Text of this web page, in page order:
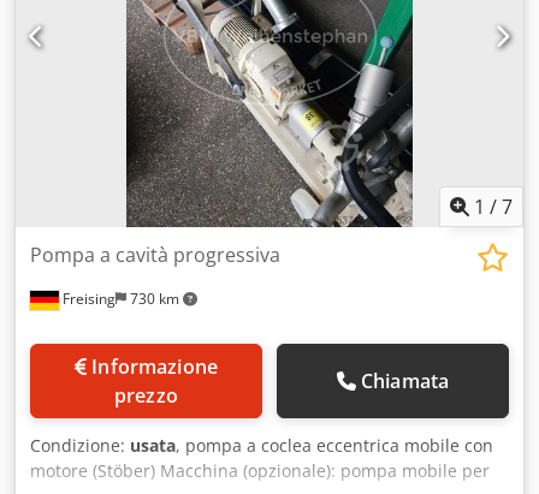
1 /7
Freising 730 km
Pompa a cavità progressiva
prezzo
Chiamata
Condizione: usata, pompa a coclea eccentrica mobile con
motore (Stöber) Macchina (opzionale): pompa mobile per